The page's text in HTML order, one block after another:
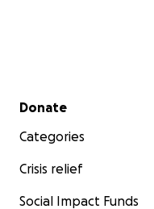
Secondary menu
Donate
Categories
Crisis relief
Social Impact Funds